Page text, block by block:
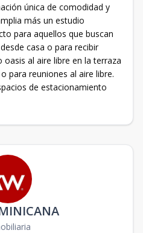
única de comodidad y
más un estudio
para aquellos que buscan
casa o para recibir
al aire libre en la terraza
para reuniones al aire libre.
de estacionamiento